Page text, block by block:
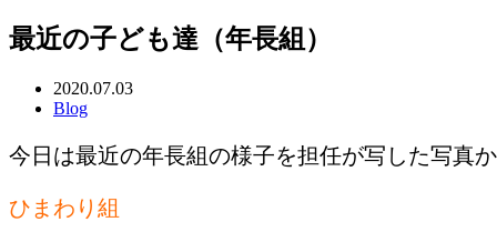
最近の子ども達（年長組）
2020.07.03
Blog
今日は最近の年長組の様子を担任が写した写真
ひまわり組